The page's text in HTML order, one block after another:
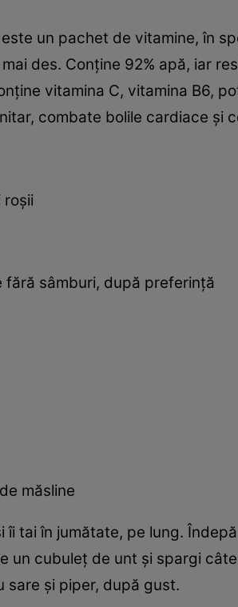
un pachet de vitamine, în
des. Conţine 92% apă, iar
vitamina C, vitamina B6,
combate bolile cardiace şi
roşii
fără sâmburi, după preferinţă
măsline
îi tai în jumătate, pe lung.
un cubuleţ de unt şi spargi
sare şi piper, după gust.